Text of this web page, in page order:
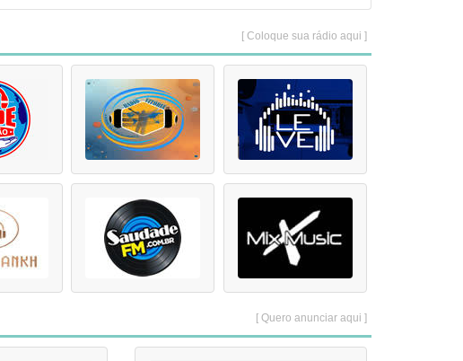
[ Coloque sua rádio aqui ]
[ Quero anunciar aqui ]